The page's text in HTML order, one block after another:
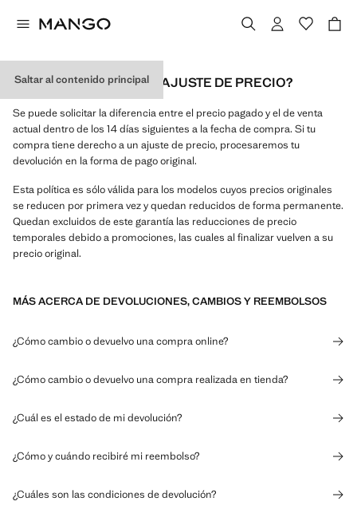
Saltar al contenido principal
¿PUEDO SOLICITAR UN AJUSTE DE PRECIO?
Se puede solicitar la diferencia entre el precio pagado y el de venta
actual dentro de los 14 días siguientes a la fecha de compra. Si tu
compra tiene derecho a un ajuste de precio, procesaremos tu
devolución en la forma de pago original.
Esta política es sólo válida para los modelos cuyos precios originales
se reducen por primera vez y quedan reducidos de forma permanente.
Quedan excluidos de este garantía las reducciones de precio
temporales debido a promociones, las cuales al finalizar vuelven a su
precio original.
MÁS ACERCA DE DEVOLUCIONES, CAMBIOS Y REEMBOLSOS
¿Cómo cambio o devuelvo una compra online?
¿Cómo cambio o devuelvo una compra realizada en tienda?
¿Cuál es el estado de mi devolución?
¿Cómo y cuándo recibiré mi reembolso?
¿Cuáles son las condiciones de devolución?